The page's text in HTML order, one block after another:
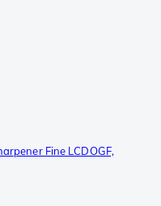
Fine LCDOGF,